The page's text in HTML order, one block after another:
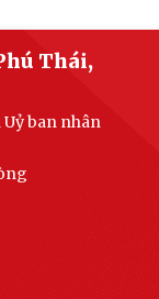
gia Dân quân tự vệ
và nguồn lợi thủy
gia Dân quân tự